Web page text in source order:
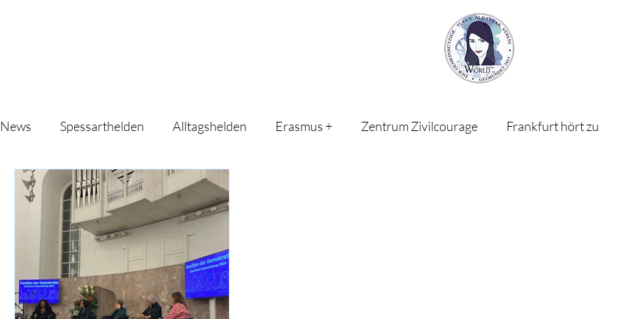
News Spessarthelden Alltagshelden Erasmus + Zentrum Zivilcourage Frankfurt hört zu